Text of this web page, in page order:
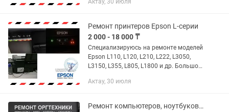
Опытный айтишник предоставляет
Актау, 30 июля
Ремонт принтеров Epson L-серии
2 000 - 18 000 ₸
Специализируюсь на ремонте моделей
Epson L110, L120, L210, L222, L3050,
L3150, L355, L805, L1800 и др. Большой
подход! Что делаю: Прочистка
Актау, 30 июля
Ремонт компьютеров, ноутбуков и принтеров.